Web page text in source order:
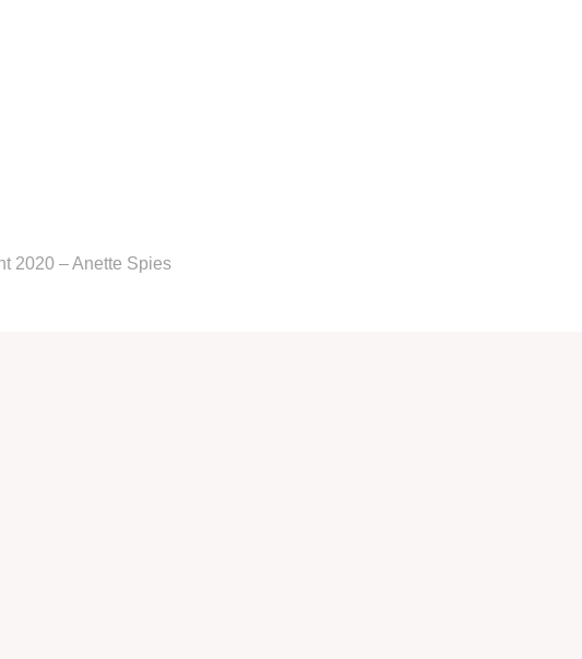
2020 – Anette Spies